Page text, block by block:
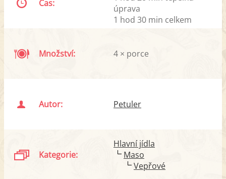
Čas:
úprava
1 hod 30 min celkem
Množství: 4 × porce
Autor: Petuler
Kategorie:
Hlavní jídla
Maso
Vepřové